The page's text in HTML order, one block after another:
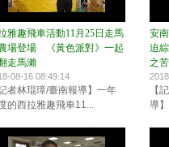
雅趣飛車活動11月25日走馬
場登場 《黃色派對》一起
走馬瀨
08-16 08:49:14
記者林琨璋/臺南報導】一年
的西拉雅趣飛車11...
安
迫
之苦
【
導